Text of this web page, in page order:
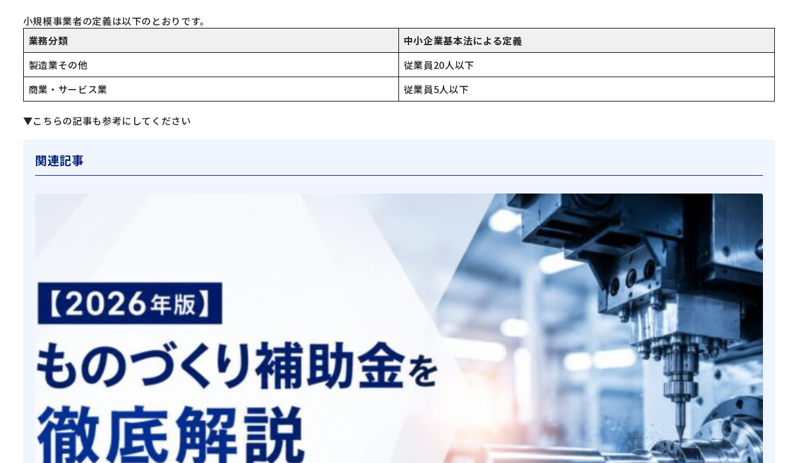
小規模事業者の定義は以下のとおりです。
業務分類
中小企業基本法による定義
製造業その他
従業員20人以下
商業・サービス業
従業員5人以下
▼こちらの記事も参考にしてください
関連記事